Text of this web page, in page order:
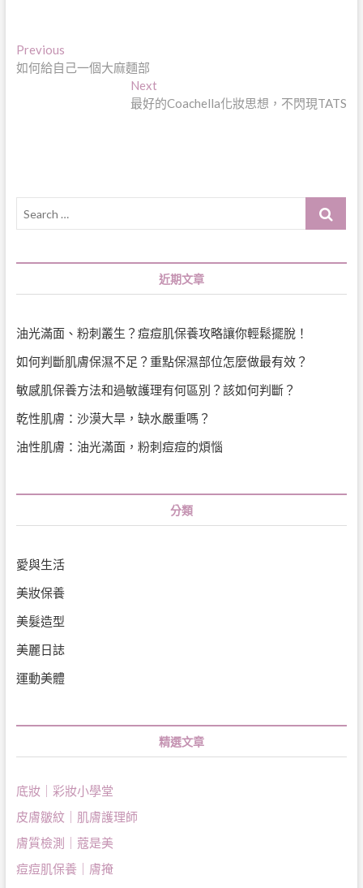
文
章
PreviousPrevious
post:
如何給自己一個大麻麵部
NextNext
post:
最好的Coachella化妝思想，不閃現TATS
Search
近期文章
油光滿面、粉刺叢生？痘痘肌保養攻略讓你輕鬆擺脫！
如何判斷肌膚保濕不足？重點保濕部位怎麼做最有效？
敏感肌保養方法和過敏護理有何區別？該如何判斷？
乾性肌膚：沙漠大旱，缺水嚴重嗎？
油性肌膚：油光滿面，粉刺痘痘的煩惱
分類
愛與生活
美妝保養
美髮造型
美麗日誌
運動美體
精選文章
底妝｜彩妝小學堂
皮膚皺紋｜肌膚護理師
膚質檢測｜蔻是美
痘痘肌保養｜膚掩